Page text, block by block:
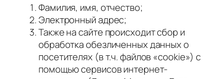
Фамилия, имя, отчество;
Электронный адрес;
Также на сайте происходит сбор и
обработка обезличенных данных о
посетителях (в т.ч. файлов «cookie») с
помощью сервисов интернет-